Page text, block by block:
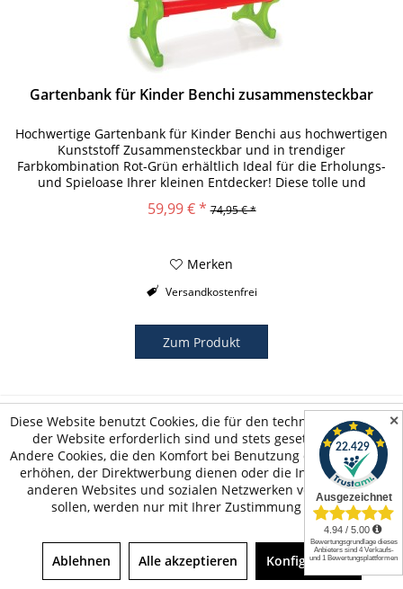
Gartenbank für Kinder Benchi zusammensteckbar
Hochwertige Gartenbank für Kinder Benchi aus hochwertigen
Kunststoff Zusammensteckbar und in trendiger
Farbkombination Rot-Grün erhältlich Ideal für die Erholungs-
und Spieloase Ihrer kleinen Entdecker! Diese tolle und
trendige...
59,99 € * 74,95 € *
Merken
Versandkostenfrei
Zum Produkt
✕
Diese Website benutzt Cookies, die für den technischen Betrieb
der Website erforderlich sind und stets gesetzt werden.
Andere Cookies, die den Komfort bei Benutzung dieser Website
erhöhen, der Direktwerbung dienen oder die Interaktion mit
anderen Websites und sozialen Netzwerken vereinfachen
sollen, werden nur mit Ihrer Zustimmung gesetzt.
Ablehnen Alle akzeptieren Konfigurieren